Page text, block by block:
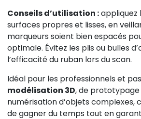
Conseils d’utilisation :appliquez
surfaces propres et lisses, en
marqueurs soient bien espacés
optimale. Évitez les plis ou bulles
l’efficacité du ruban lors du scan.
Idéal pour les professionnels et
modélisation 3D, de
numérisation d’objets complexes,
de gagner du temps tout en